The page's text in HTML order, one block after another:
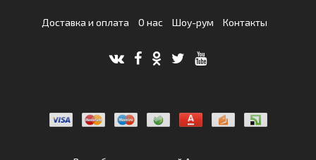
Доставка и оплата О нас Шоу-рум Контакты